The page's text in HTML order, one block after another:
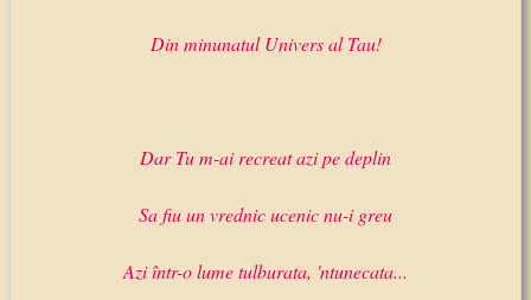
Din minunatul Univers al Tau!
Dar Tu m-ai recreat azi pe deplin
Sa fiu un vrednic ucenic nu-i greu
Azi într-o lume tulburata, 'ntunecata...